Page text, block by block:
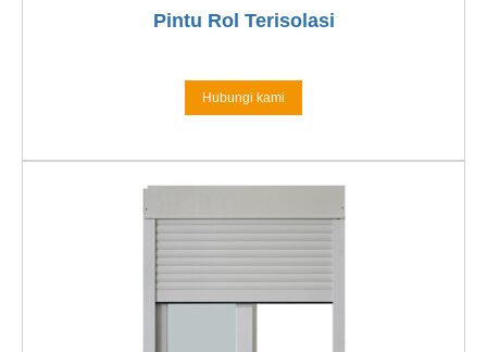
Pintu Rol Terisolasi
Hubungi kami